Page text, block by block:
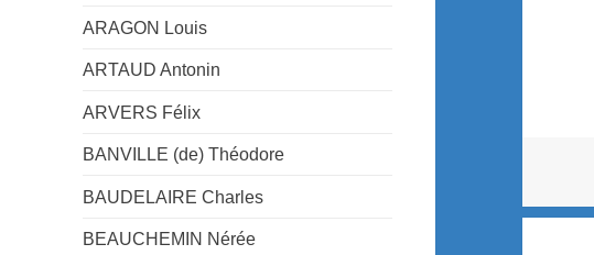
ARAGON Louis
ARTAUD Antonin
ARVERS Félix
BANVILLE (de) Théodore
BAUDELAIRE Charles
BEAUCHEMIN Nérée